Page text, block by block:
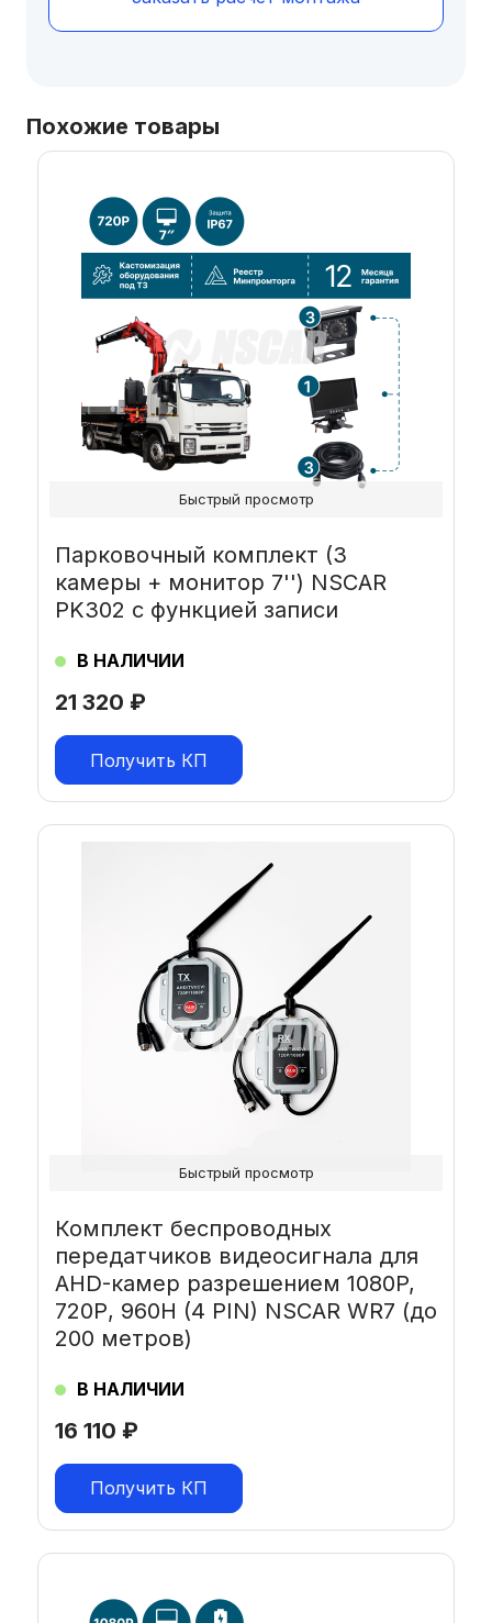
Похожие товары
21 320 ₽
Парковочный комплект (3
камеры + монитор 7'') NSCAR
PK302 с функцией записи
В НАЛИЧИИ
Получить КП
Быстрый просмотр
16 110 ₽
Комплект беспроводных
передатчиков видеосигнала для
AHD-камер разрешением 1080P,
720Р, 960H (4 PIN) NSCAR WR7 (до
200 метров)
В НАЛИЧИИ
Получить КП
Быстрый просмотр